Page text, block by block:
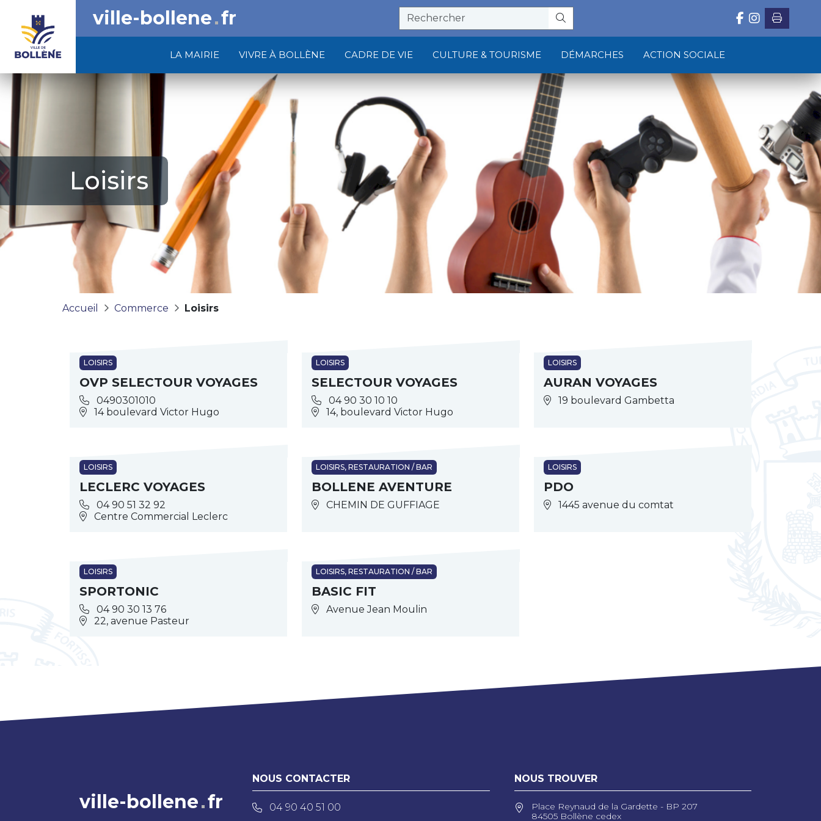
LA MAIRIE VIVRE À BOLLÈNE CADRE DE VIE CULTURE & TOURISME DÉMARCHES ACTION SOCIALE
ville-bollene fr
Loisirs
Accueil Commerce Loisirs
LOISIRS
OVP SELECTOUR VOYAGES
0490301010
14 boulevard Victor Hugo
LOISIRS
SELECTOUR VOYAGES
04 90 30 10 10
14, boulevard Victor Hugo
LOISIRS
AURAN VOYAGES
19 boulevard Gambetta
LOISIRS
LECLERC VOYAGES
04 90 51 32 92
Centre Commercial Leclerc
LOISIRS, RESTAURATION / BAR
BOLLENE AVENTURE
CHEMIN DE GUFFIAGE
LOISIRS
PDO
1445 avenue du comtat
LOISIRS
SPORTONIC
04 90 30 13 76
22, avenue Pasteur
LOISIRS, RESTAURATION / BAR
BASIC FIT
Avenue Jean Moulin
ville-bollene fr
NOUS CONTACTER
04 90 40 51 00
NOUS TROUVER
Place Reynaud de la Gardette - BP 207
84505 Bollène cedex